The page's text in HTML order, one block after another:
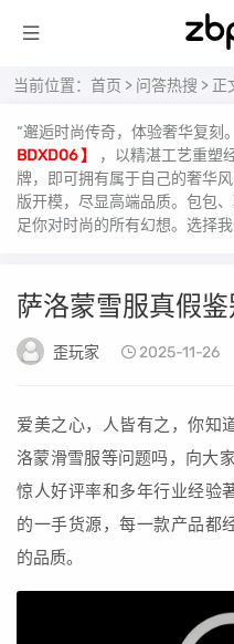
当前位置： 首页 > 问答热搜 > 正
“邂逅时尚传奇，体验奢华复刻
BDXD06 】
，以精湛工艺重塑
牌，即可拥有属于自己的奢华
版开模，尽显高端品质。包包
足你对时尚的所有幻想。选择
萨洛蒙雪服真假
歪玩家 2025-11-26
爱美之心，人皆有之，你知
洛蒙滑雪服等问题吗，向大
惊人好评率和多年行业经验
的一手货源，每一款产品都
的品质。